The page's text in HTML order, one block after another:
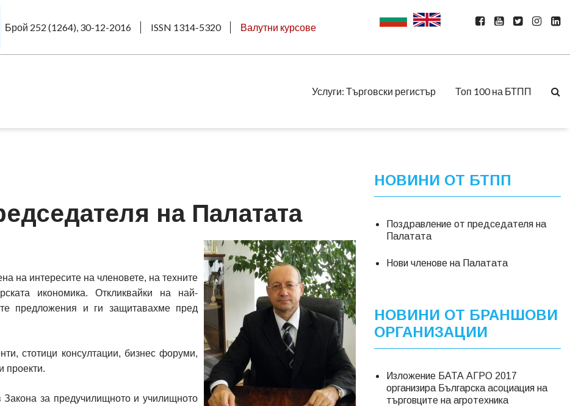
Брой 252 (1264), 30-12-2016 ISSN 1314-5320 Валутни курсове
Услуги: Търговски регистър Топ 100 на БТПП
на Палатата
на интересите на членовете, на техните
икономика. Откликвайки на най-
предложения и ги защитавахме пред
стотици консултации, бизнес форуми,
проекти.
за предучилищното и училищното
НОВИНИ ОТ БТПП
Поздравление от председателя на
Палатата
Нови членове на Палатата
НОВИНИ ОТ БРАНШОВИ
ОРГАНИЗАЦИИ
Изложение БАТА АГРО 2017
организира Българска асоциация на
търговците на агротехника